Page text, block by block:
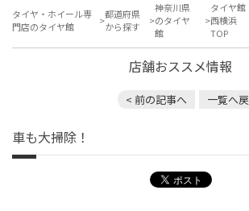
タイヤ・ホイール専
門店のタイヤ館
都道府県
から探す
神奈川県
のタイヤ
館
タイヤ館
西横浜
TOP
店舗おススメ情報
< 前の記事へ 一覧へ
車も大掃除！